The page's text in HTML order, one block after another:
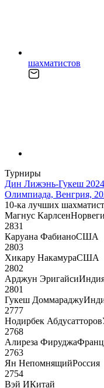
шахматистов
Турниры
Дин Лижэнь-Гукеш 2024
Олимпиада, Венгрия,
10-ка лучших
Магнус Карлсен
2831
Каруана ФабианоСША
2803
Хикару НакамураСША
2802
Арджун Эригайси
2801
Гукеш Доммараджу
2777
Нодирбек Абдусатторов
2768
Алиреза Фируджа
2763
Ян НепомнящийРоссия
2754
Вэй ИКитай